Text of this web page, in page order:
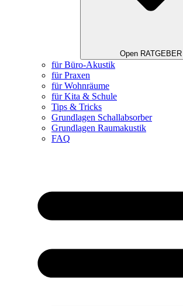
Open RATGEBER
für Büro-Akustik
für Praxen
für Wohnräume
für Kita & Schule
Tips & Tricks
Grundlagen Schallabsorber
Grundlagen Raumakustik
FAQ